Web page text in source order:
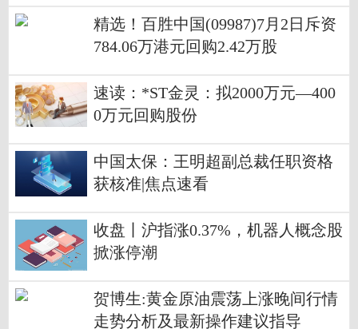
精选！百胜中国(09987)7月2日斥资
784.06万港元回购2.42万股
速读：*ST金灵：拟2000万元—400
0万元回购股份
中国太保：王明超副总裁任职资格
获核准|焦点速看
收盘丨沪指涨0.37%，机器人概念股
掀涨停潮
贺博生:黄金原油震荡上涨晚间行情
走势分析及最新操作建议指导